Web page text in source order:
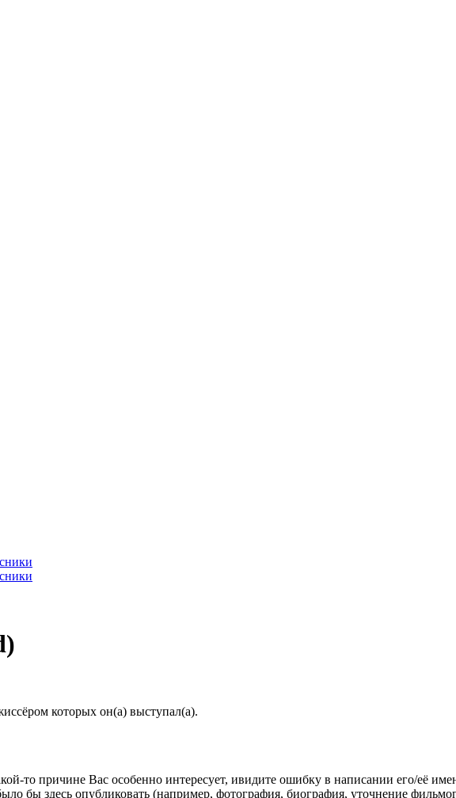
которых он(а) выступал(а).
то причине Вас особенно интересует, ивидите ошибку в написании его/её
бы здесь опубликовать (например, фотография, биография, уточнение